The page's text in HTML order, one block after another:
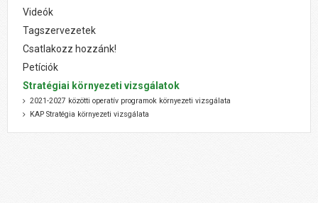
Videók
Tagszervezetek
Csatlakozz hozzánk!
Petíciók
Stratégiai környezeti vizsgálatok
2021-2027 közötti operatív programok környezeti vizsgálata
KAP Stratégia környezeti vizsgálata